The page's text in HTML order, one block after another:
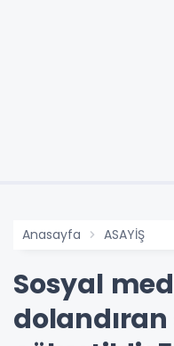
Anasayfa ASAYİŞ
Sosyal